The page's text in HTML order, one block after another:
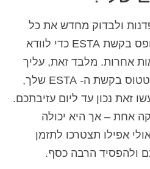
ולבדוק מחדש את כל
המידע שאתה מספק בטופס בקשת ESTA כדי לוודא
אחרות. מלבד זאת, עליך
לבדוק באופן קבוע את סטטוס בקשת ה- ESTA שלך,
זאת נכון עד ליום עזיבתכם.
אחת – אך היא יכולה
אפילו תצטרכו לתזמן
ולהפסיד הרבה כסף.